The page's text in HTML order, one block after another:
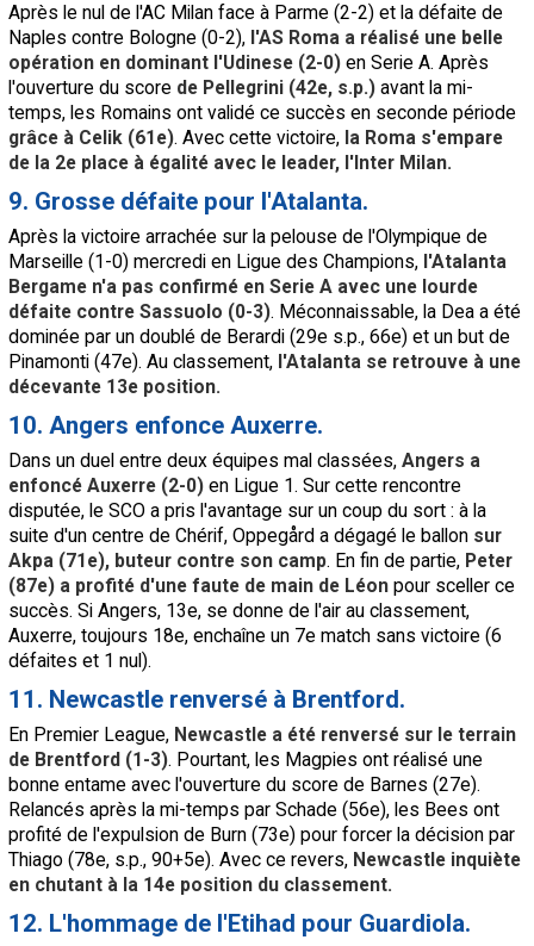
Après le nul de l'AC Milan face à Parme (2-2) et la défaite de
Naples contre Bologne (0-2), l'AS Roma a réalisé une belle
opération en dominant l'Udinese (2-0) en Serie A. Après
l'ouverture du score de Pellegrini (42e, s.p.) avant la mi-
temps, les Romains ont validé ce succès en seconde période
grâce à Celik (61e). Avec cette victoire, la Roma s'empare
de la 2e place à égalité avec le leader, l'Inter Milan.
9. Grosse défaite pour l'Atalanta.
Après la victoire arrachée sur la pelouse de l'Olympique de
Marseille (1-0) mercredi en Ligue des Champions, l'Atalanta
Bergame n'a pas confirmé en Serie A avec une lourde
défaite contre Sassuolo (0-3). Méconnaissable, la Dea a été
dominée par un doublé de Berardi (29e s.p., 66e) et un but de
Pinamonti (47e). Au classement, l'Atalanta se retrouve à une
décevante 13e position.
10. Angers enfonce Auxerre.
Dans un duel entre deux équipes mal classées, Angers a
enfoncé Auxerre (2-0) en Ligue 1. Sur cette rencontre
disputée, le SCO a pris l'avantage sur un coup du sort : à la
suite d'un centre de Chérif, Oppegård a dégagé le ballon sur
Akpa (71e), buteur contre son camp. En fin de partie, Peter
(87e) a profité d'une faute de main de Léon pour sceller ce
succès. Si Angers, 13e, se donne de l'air au classement,
Auxerre, toujours 18e, enchaîne un 7e match sans victoire (6
défaites et 1 nul).
11. Newcastle renversé à Brentford.
En Premier League, Newcastle a été renversé sur le terrain
de Brentford (1-3). Pourtant, les Magpies ont réalisé une
bonne entame avec l'ouverture du score de Barnes (27e).
Relancés après la mi-temps par Schade (56e), les Bees ont
profité de l'expulsion de Burn (73e) pour forcer la décision par
Thiago (78e, s.p., 90+5e). Avec ce revers, Newcastle inquiète
en chutant à la 14e position du classement.
12. L'hommage de l'Etihad pour Guardiola.